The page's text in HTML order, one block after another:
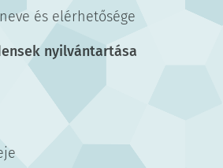
és elérhetősége
nyilvántartása